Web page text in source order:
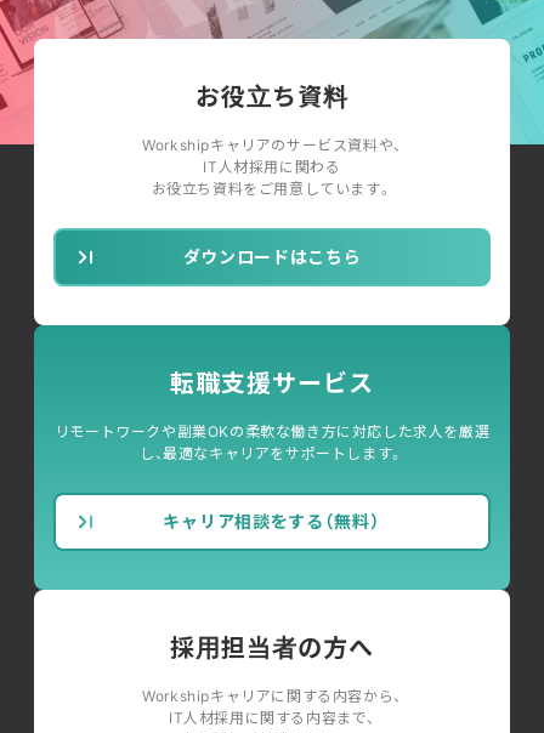
お役立ち資料
Workshipキャリアのサービス資料や、
IT人材採用に関わる
お役立ち資料をご用意しています。
ダウンロードはこちら
転職支援サービス
リモートワークや副業OKの柔軟な働き方に対応した求人を厳選
し、最適なキャリアをサポートします。
キャリア相談をする（無料）
採用担当者の方へ
Workshipキャリアに関する内容から、
IT人材採用に関する内容まで、